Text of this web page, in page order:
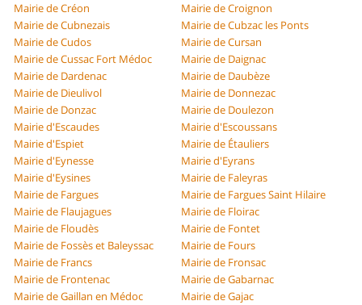
Mairie de Créon
Mairie de Croignon
Mairie de Cubnezais
Mairie de Cubzac les Ponts
Mairie de Cudos
Mairie de Cursan
Mairie de Cussac Fort Médoc
Mairie de Daignac
Mairie de Dardenac
Mairie de Daubèze
Mairie de Dieulivol
Mairie de Donnezac
Mairie de Donzac
Mairie de Doulezon
Mairie d'Escaudes
Mairie d'Escoussans
Mairie d'Espiet
Mairie de Étauliers
Mairie d'Eynesse
Mairie d'Eyrans
Mairie d'Eysines
Mairie de Faleyras
Mairie de Fargues
Mairie de Fargues Saint Hilaire
Mairie de Flaujagues
Mairie de Floirac
Mairie de Floudès
Mairie de Fontet
Mairie de Fossès et Baleyssac
Mairie de Fours
Mairie de Francs
Mairie de Fronsac
Mairie de Frontenac
Mairie de Gabarnac
Mairie de Gaillan en Médoc
Mairie de Gajac